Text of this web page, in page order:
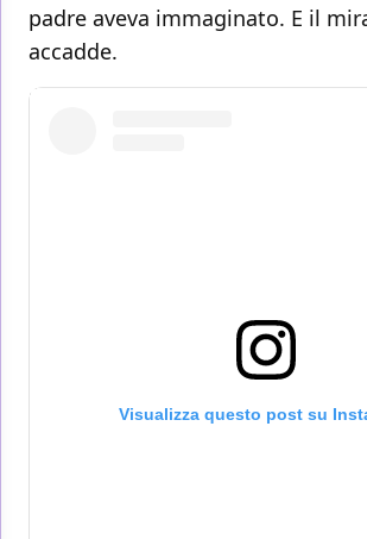
padre aveva immaginato. E il
accadde.
Visualizza questo post su